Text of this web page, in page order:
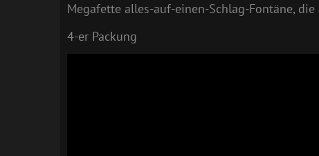
Megafette alles-auf-einen-Schlag-Fontäne,
4-er Packung